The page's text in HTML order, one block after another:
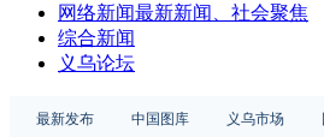
网络新闻最新新闻、社会聚焦
综合新闻
义乌论坛
最新发布 中国图库 义乌市场